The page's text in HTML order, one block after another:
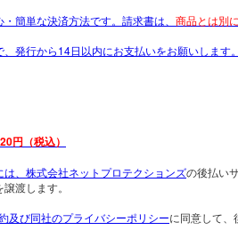
簡単な決済方法です。請求書は、 商品とは別
、発行から14日以内にお支払いをお願いします
円（税込）
、 株式会社ネットプロテクションズの後払い
渡します。
及び同社のプライバシーポリシーに同意して、